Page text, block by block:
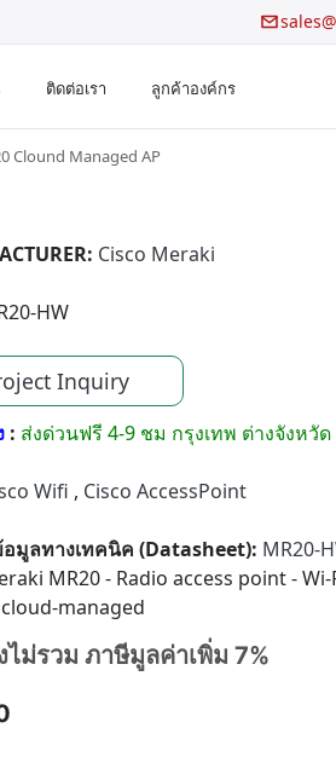
ติดต่อเรา ลูกค้าองค์กร
Clound Managed AP
Cisco Meraki
HW
Inquiry
: ส่งด่วนฟรี 4-9 ชม กรุงเทพ ต่างจังหวั
Wifi , Cisco AccessPoint
อมูลทางเทคนิค (Datasheet): MR20-
MR20 - Radio access point - Wi-
managed
ไม่รวม ภาษีมูลค่าเพิ่ม 7%